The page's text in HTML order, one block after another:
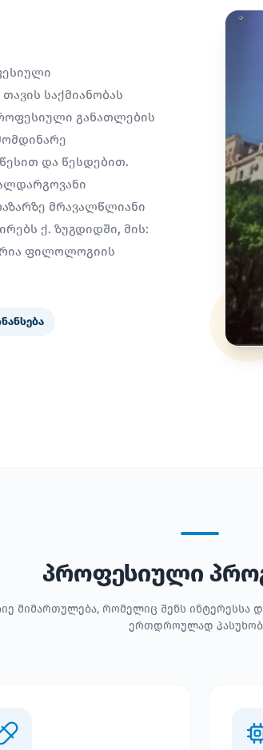
საქმიანობას
განათლების
და წესდებით.
მრავალწლიანი
ქ. ზუგდიდში, მის:
ფილოლოგიის
პროფესიული
მიმართულება, რომელიც შენს ინტერესსა
ერთდროულად